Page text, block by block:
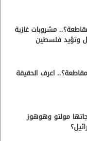
مشروبات غازية
وتؤيد فلسطين
اعرف الحقيقة
مولتو وهوهوز